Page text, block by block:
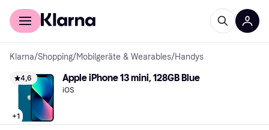
Für Shopper
Klarna/Shopping/Mobilgeräte & Wearables/Handys
4,6
+1
Apple iPhone 13 mini, 128GB Blue
iOS